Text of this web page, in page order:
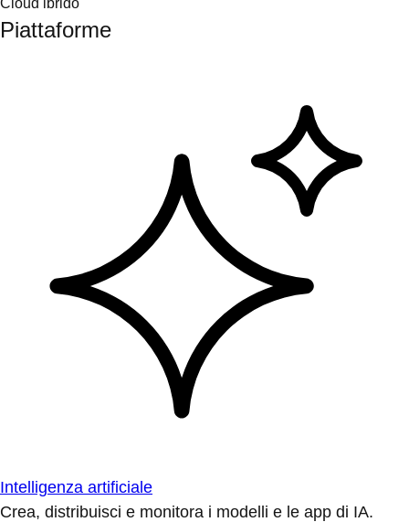
Cloud ibrido
Piattaforme
Intelligenza artificiale
Crea, distribuisci e monitora i modelli e le app di IA.